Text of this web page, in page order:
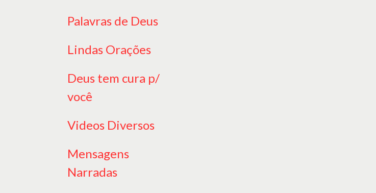
Palavras de Deus
Lindas Orações
Deus tem cura p/
você
Videos Diversos
Mensagens
Narradas